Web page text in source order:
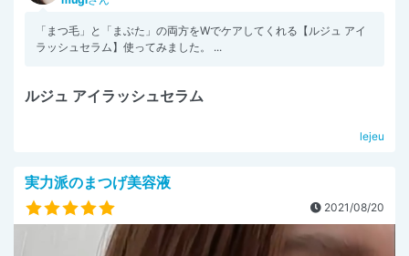
「まつ毛」と「まぶた」の両方をWでケアしてくれる【ルジュ アイ
ラッシュセラム】使ってみました。 ...
ルジュ アイラッシュセラム
lejeu
実力派のまつげ美容液
2021/08/20